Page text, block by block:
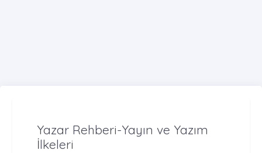
Yazar Rehberi-Yayın ve Yazım
İlkeleri